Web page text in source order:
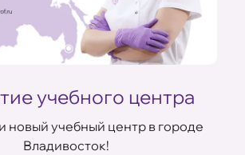
учебного центра
новый учебный центр в городе
Владивосток!